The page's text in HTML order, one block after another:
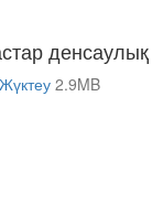
Жүктеу 2.9MB